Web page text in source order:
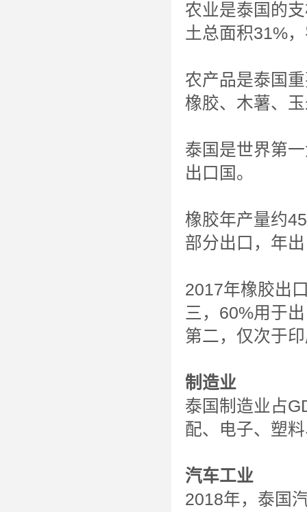
农业是泰国的
土总面积31%
农产品是泰国
橡胶、木薯、
泰国是世界第
出口国。
橡胶年产量约
部分出口，年
2017年橡胶出
三，60%用于
第二，仅次于
制造业
泰国制造业占
配、电子、塑
汽车工业
2018年，泰国